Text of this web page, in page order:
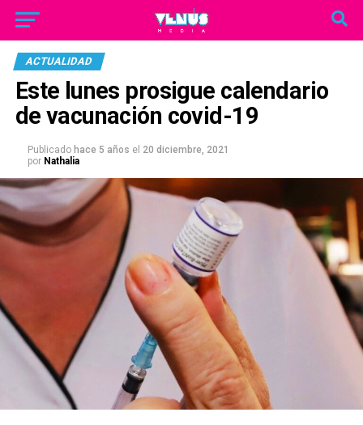
ACTUALIDAD
Este lunes prosigue calendario
de vacunación covid-19
Publicado hace 5 años el 20 diciembre, 2021
por Nathalia